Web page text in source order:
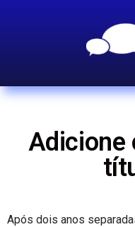
Adicione
Após dois anos